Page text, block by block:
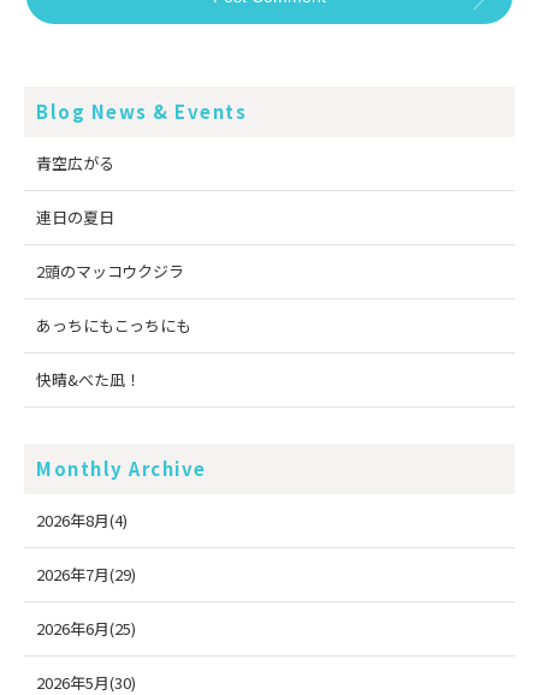
Blog News & Events
青空広がる
連日の夏日
2頭のマッコウクジラ
あっちにもこっちにも
快晴&べた凪！
Monthly Archive
2026年8月(4)
2026年7月(29)
2026年6月(25)
2026年5月(30)